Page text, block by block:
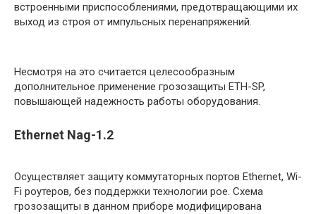
встроенными приспособлениями, предотвращающими их
выход из строя от импульсных перенапряжений.
Несмотря на это считается целесообразным
дополнительное применение грозозащиты ETH-SP,
повышающей надежность работы оборудования.
Ethernet Nag-1.2
Осуществляет защиту коммутаторных портов Ethernet, Wi-
Fi роутеров, без поддержки технологии poe. Схема
грозозащиты в данном приборе модифицирована